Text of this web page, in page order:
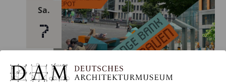
Sa.
7